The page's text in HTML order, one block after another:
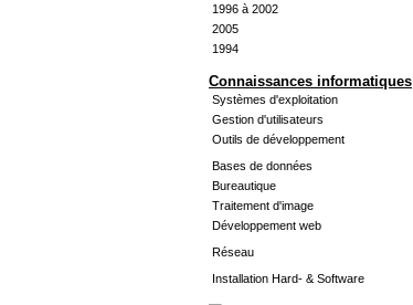
1996 à 2002
2005
1994
Connaissances informatiques
Systèmes d'exploitation
Gestion d'utilisateurs
Outils de développement
Bases de données
Bureautique
Traitement d'image
Développement web
Réseau
Installation Hard- & Software